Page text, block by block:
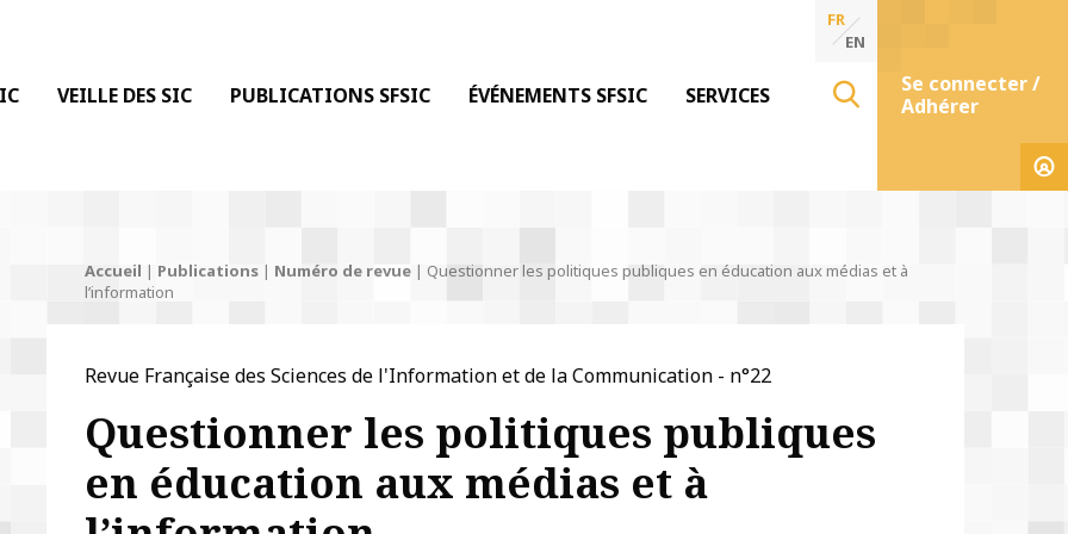
LA COMMUNICATION
VEILLE DES SIC PUBLICATIONS SFSIC ÉVÉNEMENTS SFSIC SERVICES
FR
EN
Se connecter /
Adhérer
Accueil | Publications| Numéro de revue| Questionner les politiques publiques en éducation aux médias et à
l’information
Revue Française des Sciences de l'Information et de la Communication - n°22
Questionner les politiques publiques
en éducation aux médias et à